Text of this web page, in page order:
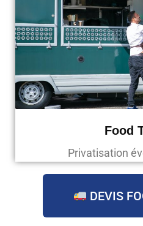
Food
Privatisation
DEVIS